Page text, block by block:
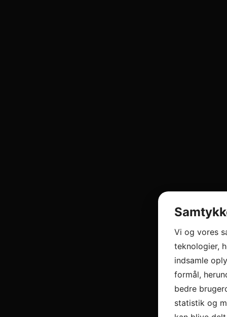
Vi og vores
teknologier,
indsamle
formål,
bedre
statistik og